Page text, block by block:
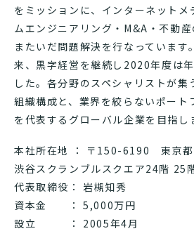
をミッションに、インターネットメ
ムエンジニアリング・M&A・不動
またいだ問題解決を行なっています
来、黒字経営を継続し2020年度は
した。各分野のスペシャリストが集
組織構成と、業界を絞らないポート
を代表するグローバル企業を目指し
本社所在地 ： 〒150-6190 東京
渋谷スクランブルスクエア24階 25
代表取締役： 岩槻知秀
資本金 ： 5,000万円
設立 ： 2005年4月